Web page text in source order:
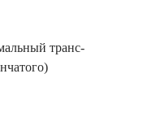
транс-